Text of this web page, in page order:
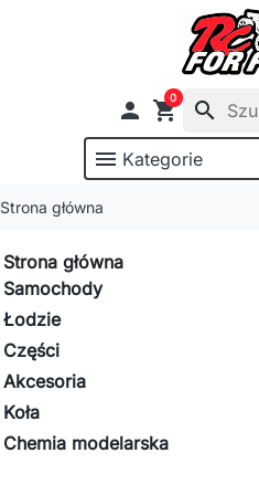
 shopping_cart
0
search
menu Kategorie
Strona główna
Strona główna
Samochody
Łodzie
Części
Akcesoria
Koła
Chemia modelarska